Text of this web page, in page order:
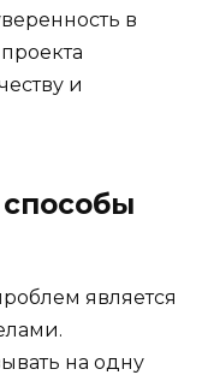
в
и
является
на одну